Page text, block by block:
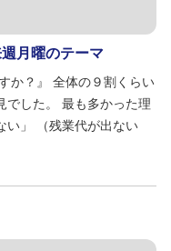
月曜のテーマ
か？』 全体の９割くらい
でした。 最も多かった理
い」 （残業代が出ない